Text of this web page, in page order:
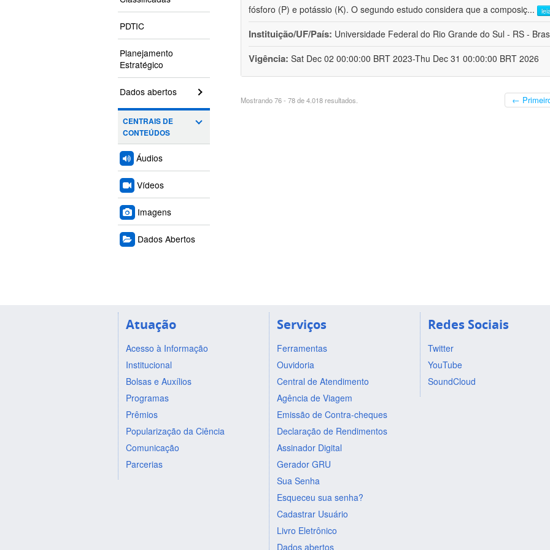
PDTIC
Planejamento
Estratégico
Dados abertos
CENTRAIS DE
CONTEÚDOS
Áudios
Vídeos
Imagens
Dados Abertos
fósforo (P) e potássio (K). O segundo estudo considera que a composiç...
Instituição/UF/País: Universidade Federal do Rio Grande do Sul - RS -
Vigência: Sat Dec 02 00:00:00 BRT 2023-Thu Dec 31 00:00:00 BRT 2026
Mostrando 76 - 78 de 4.018 resultados. ←
Atuação
Acesso à Informação
Institucional
Bolsas e Auxílios
Programas
Prêmios
Popularização da Ciência
Comunicação
Parcerias
Serviços
Ferramentas
Ouvidoria
Central de Atendimento
Agência de Viagem
Emissão de Contra-cheques
Declaração de Rendimentos
Assinador Digital
Gerador GRU
Sua Senha
Esqueceu sua senha?
Cadastrar Usuário
Livro Eletrônico
Dados abertos
Redes Sociais
Twitter
YouTube
SoundCloud